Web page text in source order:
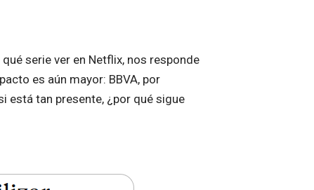
serie ver en Netflix, nos responde
es aún mayor: BBVA, por
está tan presente, ¿por qué sigue